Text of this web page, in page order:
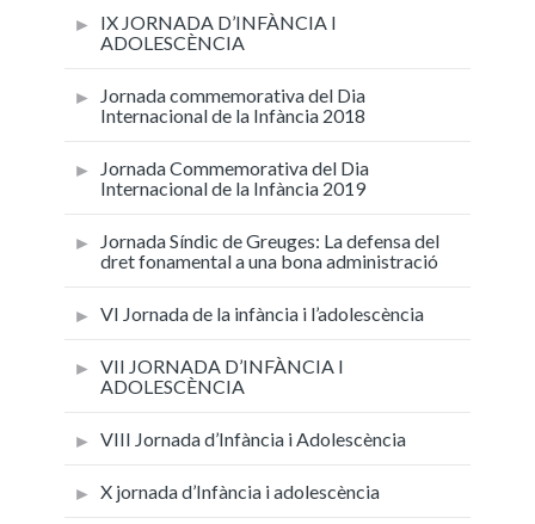
IX JORNADA D’INFÀNCIA I
ADOLESCÈNCIA
Jornada commemorativa del Dia
Internacional de la Infància 2018
Jornada Commemorativa del Dia
Internacional de la Infància 2019
Jornada Síndic de Greuges: La defensa del
dret fonamental a una bona administració
VI Jornada de la infància i l’adolescència
VII JORNADA D’INFÀNCIA I
ADOLESCÈNCIA
VIII Jornada d’Infància i Adolescència
X jornada d’Infància i adolescència